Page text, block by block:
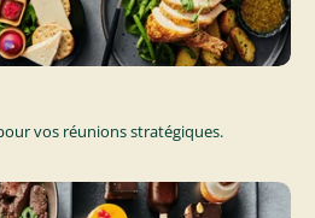
vos réunions stratégiques.